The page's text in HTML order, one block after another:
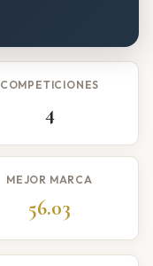
COMPETICIONES
4
MEJOR MARCA
56.03